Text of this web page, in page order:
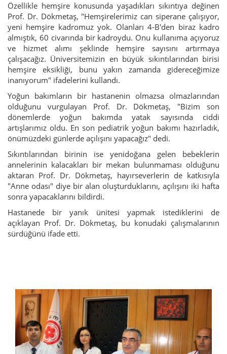
Özellikle hemşire konusunda yaşadıkları sıkıntıya değinen
Prof. Dr. Dökmetaş, "Hemşirelerimiz can siperane çalışıyor,
yeni hemşire kadromuz yok. Olanları 4-B'den biraz kadro
almıştık, 60 civarında bir kadroydu. Onu kullanıma açıyoruz
ve hizmet alımı şeklinde hemşire sayısını artırmaya
çalışacağız. Üniversitemizin en büyük sıkıntılarından birisi
hemşire eksikliği, bunu yakın zamanda gidereceğimize
inanıyorum" ifadelerini kullandı.
Yoğun bakımların bir hastanenin olmazsa olmazlarından
olduğunu vurgulayan Prof. Dr. Dökmetaş, "Bizim son
dönemlerde yoğun bakımda yatak sayısında ciddi
artışlarımız oldu. En son pediatrik yoğun bakımı hazırladık,
önümüzdeki günlerde açılışını yapacağız" dedi.
Sıkıntılarından birinin ise yenidoğana gelen bebeklerin
annelerinin kalacakları bir mekan bulunmaması olduğunu
aktaran Prof. Dr. Dökmetaş, hayırseverlerin de katkısıyla
"Anne odası" diye bir alan oluşturduklarını, açılışını iki hafta
sonra yapacaklarını bildirdi.
Hastanede bir yanık ünitesi yapmak istediklerini de
açıklayan Prof. Dr. Dökmetaş, bu konudaki çalışmalarının
sürdüğünü ifade etti.